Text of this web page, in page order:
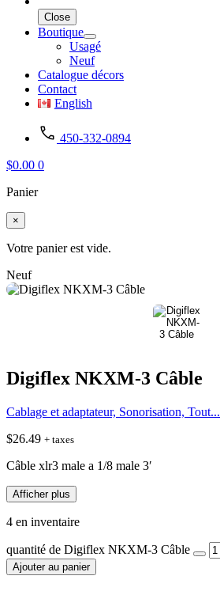
Close
Boutique
Usagé
Neuf
Catalogue décors
Contact
English
450-332-0894
$0.00 0
Panier
×
Votre panier est vide.
Neuf
Digiflex NKXM-3 Câble
Cablage et adaptateur, Sonorisation, Tout...
$26.49 + taxes
Câble xlr3 male a 1/8 male 3′
Afficher plus
4 en inventaire
quantité de Digiflex NKXM-3 Câble
Ajouter au panier